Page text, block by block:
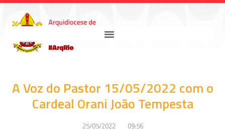
A Voz do Pastor 15/05/2022 com o
Cardeal Orani João Tempesta
25/05/2022 09:56